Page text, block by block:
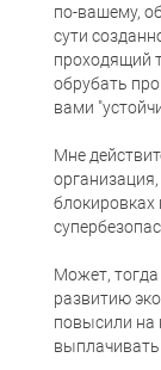
по-вашему,
сути
проходящий
обрубать
вами
Мне
блокировках
Может,
развитию
повысили на